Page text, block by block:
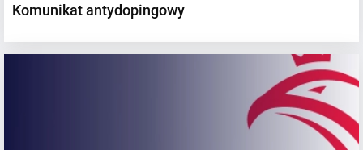
Komunikat antydopingowy